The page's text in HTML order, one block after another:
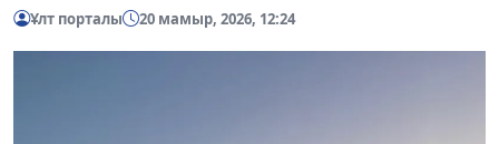
Ұлт порталы 20 мамыр, 2026, 12:24